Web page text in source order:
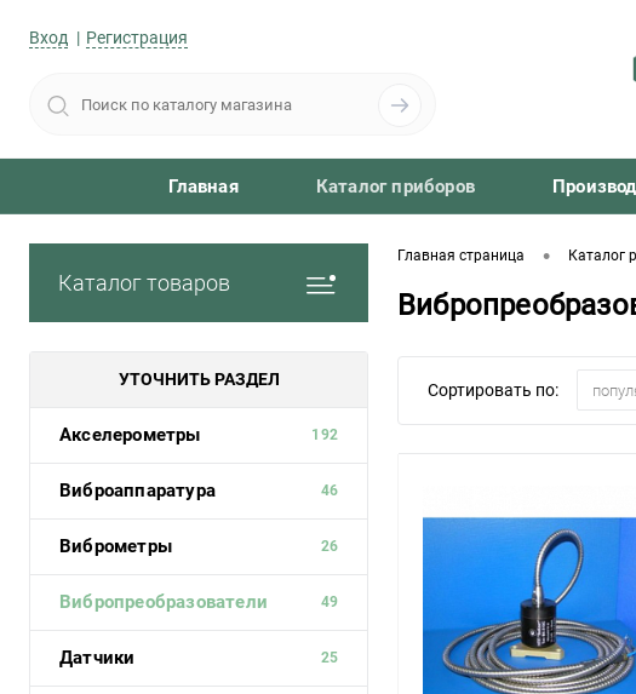
Вход Регистрация
Главная Каталог приборов
Каталог товаров
УТОЧНИТЬ РАЗДЕЛ
Акселерометры 192
Виброаппаратура 46
Виброметры 26
Вибропреобразователи 49
Датчики 25
Главная страница • Каталог
Сортировать по: